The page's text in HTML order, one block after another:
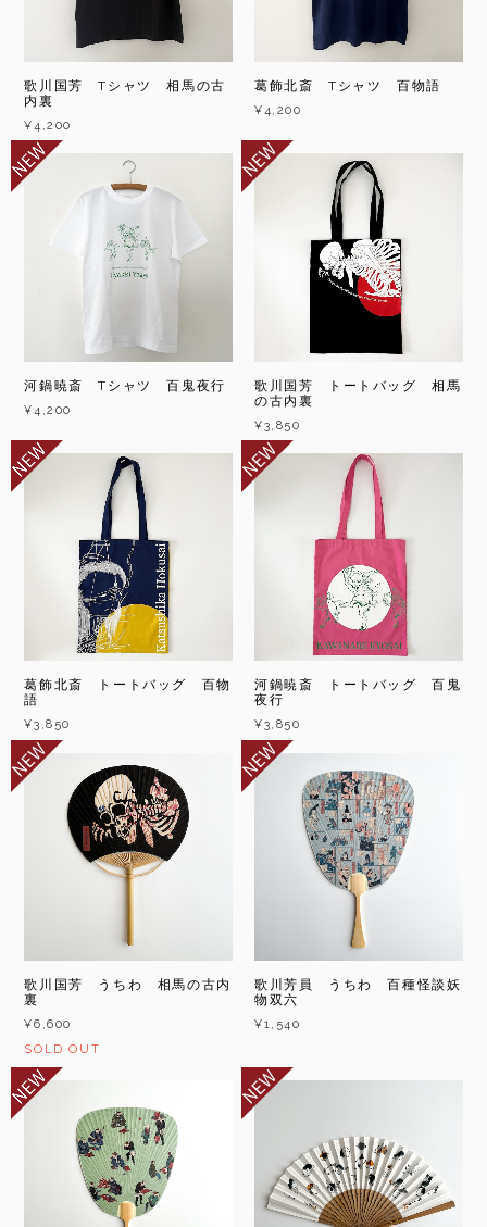
歌川国芳 Tシャツ 相馬の古
内裏
¥4,200
葛飾北斎 Tシャツ 百物語
¥4,200
河鍋暁斎 Tシャツ 百鬼夜行
¥4,200
歌川国芳 トートバッグ 相馬
の古内裏
¥3,850
葛飾北斎 トートバッグ 百物
語
¥3,850
河鍋暁斎 トートバッグ 百鬼
夜行
¥3,850
歌川国芳 うちわ 相馬の古内
裏
¥6,600
SOLD OUT
歌川芳員 うちわ 百種怪談妖
物双六
¥1,540